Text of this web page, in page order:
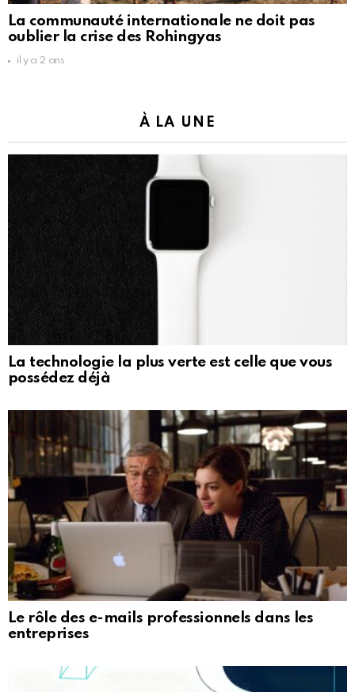
La communauté internationale ne doit pas
oublier la crise des Rohingyas
il y a 2 ans
À LA UNE
La technologie la plus verte est celle que vous
possédez déjà
Le rôle des e-mails professionnels dans les
entreprises